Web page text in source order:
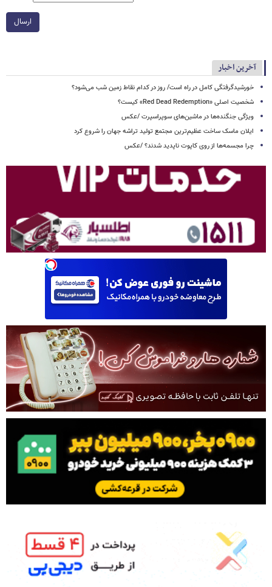
ارسال
آخرین اخبار
خورشیدگرفتگی کامل در راه است/ روز در کدام نقاط زمین شب می‌شود؟
شخصیت اصلی «Red Dead Redemption» کیست؟
ویژگی جنگنده‌ها در ماشین‌های سوپراسپرت /عکس
ایلان ماسک ساخت عظیم‌ترین مجتمع تولید تراشه جهان را شروع کرد
چرا مجسمه‌ها از روی کاپوت‌ ناپدید شدند؟ /عکس